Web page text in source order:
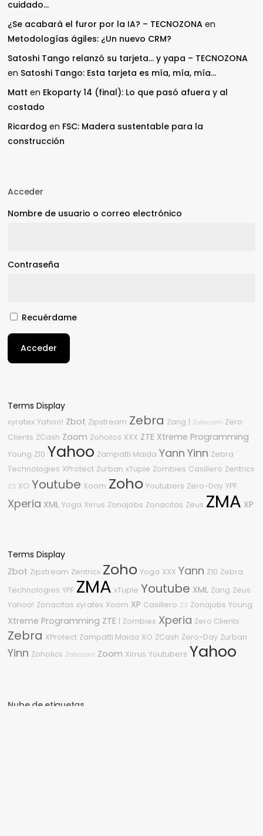
cuidado…
¿Se acabará el furor por la IA? – TECNOZONA en
Metodologías ágiles: ¿Un nuevo CRM?
Satoshi Tango relanzó su tarjeta… y yapa – TECNOZONA
en Satoshi Tango: Esta tarjeta es mía, mía, mía…
Matt en Ekoparty 14 (final): Lo que pasó afuera y al
costado
Ricardog en FSC: Madera sustentable para la
construcción
Acceder
Nombre de usuario o correo electrónico
Contraseña
Recuérdame
Acceder
Terms Display
xyratex Yahoo! Zbot Zipstream Zebra Zang | Zoho.com Zero
Clients ZCash Zoom Zoholics XXX ZTE Xtreme Programming
Young Z10 Yahoo Zampatti Maida Yann Yinn Zebra
Technologies XProtect Zurban xTuple Zombies Casillero Zentricx
Z3 XO Youtube Xoom Zoho Youtubers Zero-Day YPF
Xperia XML Yoga Xirrus Zonajobs Zonacitas Zeus ZMA XP
Terms Display
Zbot Zipstream Zentricx Zoho Yoga XXX Yann Z10 Zebra
Technologies YPF ZMA xTuple Youtube XML Zang Zeus
Yahoo! Zonacitas xyratex Xoom XP Casillero Z3 Zonajobs Young
Xtreme Programming ZTE | Zombies Xperia Zero Clients
Zebra XProtect Zampatti Maida XO ZCash Zero-Day Zurban
Yinn Zoholics Zoho.com Zoom Xirrus Youtubers Yahoo
Nube de etiquetas